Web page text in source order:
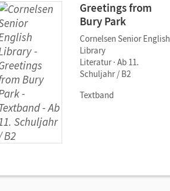
Greetings from
Bury Park
Cornelsen Senior English
Library
Literatur · Ab 11.
Schuljahr / B2
Textband